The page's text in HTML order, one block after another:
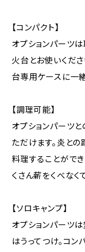
【コンパクト】
オプションパーツ
火台とお使いくだ
台専用ケースに一
【調理可能】
オプションパーツ
ただけます。炎と
料理することができ
くさん薪をくべなく
【ソロキャンプ】
オプションパーツ
はうってつけ。コ